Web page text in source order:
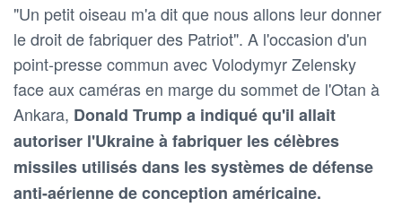
"Un petit oiseau m'a dit que nous allons leur donner
le droit de fabriquer des Patriot". A l'occasion d'un
point-presse commun avec Volodymyr Zelensky
face aux caméras en marge du sommet de l'Otan à
Ankara, Donald Trump a indiqué qu'il allait
autoriser l'Ukraine à fabriquer les célèbres
missiles utilisés dans les systèmes de défense
anti-aérienne de conception américaine.